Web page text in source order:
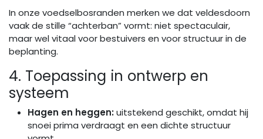
In onze voedselbosranden merken we dat veldesdoorn
vaak de stille “achterban” vormt: niet spectaculair,
maar wel vitaal voor bestuivers en voor structuur in de
beplanting.
4. Toepassing in ontwerp en
systeem
Hagen en heggen:uitstekend geschikt, omdat hij
snoei prima verdraagt en een dichte structuur